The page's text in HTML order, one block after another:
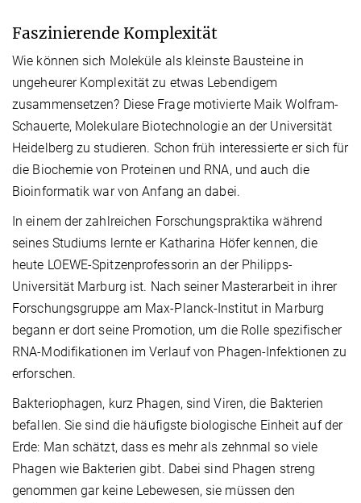
Faszinierende Komplexität
Wie können sich Moleküle als kleinste Bausteine in
ungeheurer Komplexität zu etwas Lebendigem
zusammensetzen? Diese Frage motivierte Maik Wolfram-
Schauerte, Molekulare Biotechnologie an der Universität
Heidelberg zu studieren. Schon früh interessierte er sich für
die Biochemie von Proteinen und RNA, und auch die
Bioinformatik war von Anfang an dabei.
In einem der zahlreichen Forschungspraktika während
seines Studiums lernte er Katharina Höfer kennen, die
heute LOEWE-Spitzenprofessorin an der Philipps-
Universität Marburg ist. Nach seiner Masterarbeit in ihrer
Forschungsgruppe am Max-Planck-Institut in Marburg
begann er dort seine Promotion, um die Rolle spezifischer
RNA-Modifikationen im Verlauf von Phagen-Infektionen zu
erforschen.
Bakteriophagen, kurz Phagen, sind Viren, die Bakterien
befallen. Sie sind die häufigste biologische Einheit auf der
Erde: Man schätzt, dass es mehr als zehnmal so viele
Phagen wie Bakterien gibt. Dabei sind Phagen streng
genommen gar keine Lebewesen, sie müssen den